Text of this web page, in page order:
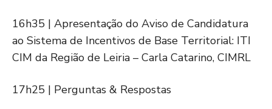
16h35 | Apresentação do Aviso de Candidatura
ao Sistema de Incentivos de Base Territorial: ITI
CIM da Região de Leiria – Carla Catarino, CIMRL
17h25 | Perguntas & Respostas